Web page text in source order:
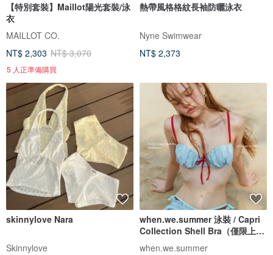
【特別套裝】Maillot陽光套裝/泳
衣
MAILLOT CO.
NT$ 2,303 NT$ 3,070
5 人正準備購買
熱帶風格格紋長袖防曬泳衣
Nyne Swimwear
NT$ 2,373
skinnylove Nara
Skinnylove
when.we.summer 泳裝 / Capri
Collection Shell Bra（僅限上
衣）
when.we.summer